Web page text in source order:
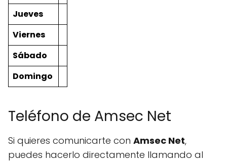
Jueves
Viernes
Sábado
Domingo
Teléfono de Amsec Net
Si quieres comunicarte con Amsec Net,
puedes hacerlo directamente llamando al